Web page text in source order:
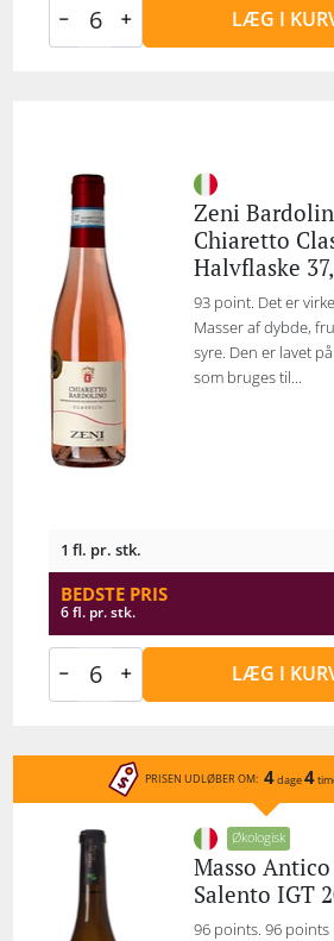
LÆG I
Zeni
Chiaretto
Halvflaske
93 point. Det er
Masser af dybde,
syre. Den er lavet
som bruges til...
1 fl. pr. stk.
BEDSTE PRIS
6 fl. pr. stk.
LÆG I
PRISEN UDLØBER OM: 4dage4
Økologisk
Masso
Salento IGT
96 points. 96